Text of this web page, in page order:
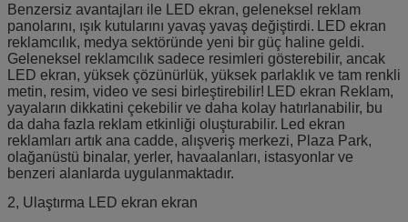
Benzersiz avantajları ile LED ekran, geleneksel reklam
panolarını, ışık kutularını yavaş yavaş değiştirdi.
LED ekran
reklamcılık, medya sektöründe yeni bir güç haline geldi.
Geleneksel reklamcılık sadece resimleri gösterebilir, ancak
LED ekran, yüksek çözünürlük, yüksek parlaklık ve tam renkli
metin, resim, video ve sesi birleştirebilir!
LED ekran Reklam,
yayaların dikkatini çekebilir ve daha kolay hatırlanabilir, bu
da daha fazla reklam etkinliği oluşturabilir.
Led ekran
reklamları artık ana cadde, alışveriş merkezi, Plaza Park,
olağanüstü binalar, yerler, havaalanları, istasyonlar ve
benzeri alanlarda uygulanmaktadır.
2, Ulaştırma LED ekran ekran